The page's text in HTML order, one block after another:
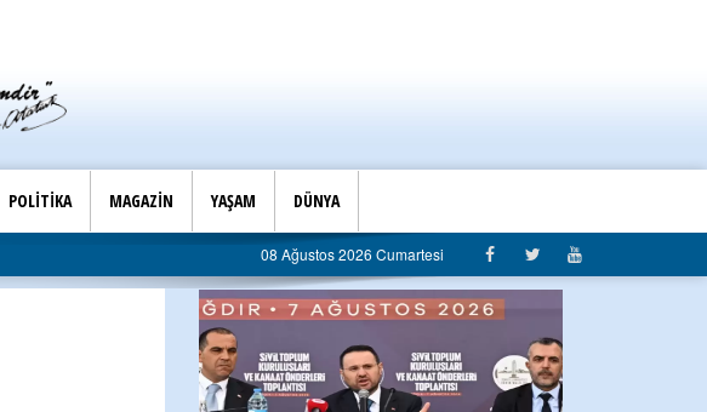
POLİTİKA MAGAZİN YAŞAM DÜNYA
08 Ağustos 2026 Cumartesi